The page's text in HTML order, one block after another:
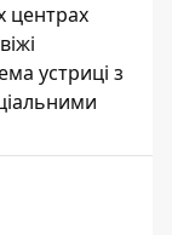
центрах
устриці з